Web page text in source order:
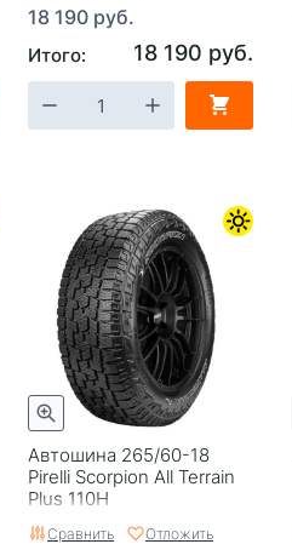
18 190 руб.
Итого: 18 190 руб.
Автошина 265/60-18
Pirelli Scorpion All Terrain
Plus 110H
Сравнить Отложить